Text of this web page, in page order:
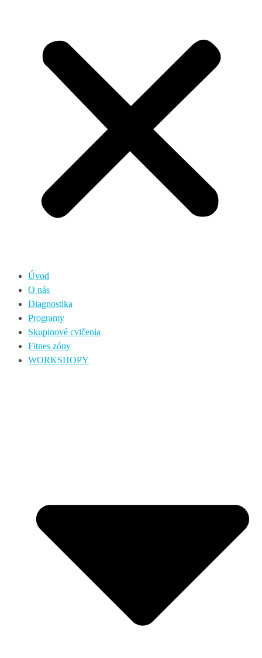
Úvod
O nás
Diagnostika
Programy
Skupinové cvičenia
Fitnes zóny
WORKSHOPY